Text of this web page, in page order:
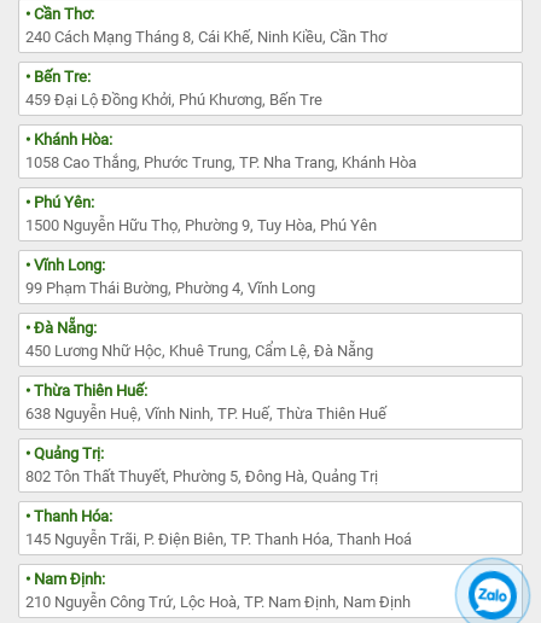
• Cần Thơ:
240 Cách Mạng Tháng 8, Cái Khế, Ninh Kiều, Cần Thơ
• Bến Tre:
459 Đại Lộ Đồng Khởi, Phú Khương, Bến Tre
• Khánh Hòa:
1058 Cao Thắng, Phước Trung, TP. Nha Trang, Khánh Hòa
• Phú Yên:
1500 Nguyễn Hữu Thọ, Phường 9, Tuy Hòa, Phú Yên
• Vĩnh Long:
99 Phạm Thái Bường, Phường 4, Vĩnh Long
• Đà Nẵng:
450 Lương Nhữ Hộc, Khuê Trung, Cẩm Lệ, Đà Nẵng
• Thừa Thiên Huế:
638 Nguyễn Huệ, Vĩnh Ninh, TP. Huế, Thừa Thiên Huế
• Quảng Trị:
802 Tôn Thất Thuyết, Phường 5, Đông Hà, Quảng Trị
• Thanh Hóa:
145 Nguyễn Trãi, P. Điện Biên, TP. Thanh Hóa, Thanh Hoá
• Nam Định:
210 Nguyễn Công Trứ, Lộc Hoà, TP. Nam Định, Nam Định